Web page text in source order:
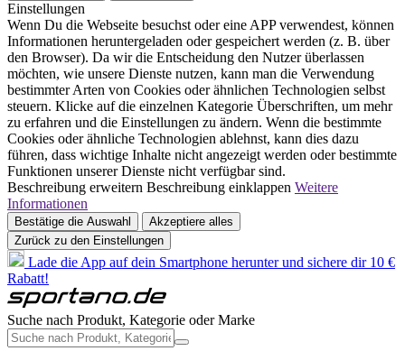
Einstellungen
Wenn Du die Webseite besuchst oder eine APP verwendest, können
Informationen heruntergeladen oder gespeichert werden (z. B. über
den Browser). Da wir die Entscheidung den Nutzer überlassen
möchten, wie unsere Dienste nutzen, kann man die Verwendung
bestimmter Arten von Cookies oder ähnlichen Technologien selbst
steuern. Klicke auf die einzelnen Kategorie Überschriften, um mehr
zu erfahren und die Einstellungen zu ändern. Wenn die bestimmte
Cookies oder ähnliche Technologien ablehnst, kann dies dazu
führen, dass wichtige Inhalte nicht angezeigt werden oder bestimmte
Funktionen unserer Dienste nicht verfügbar sind.
Beschreibung erweitern Beschreibung einklappen Weitere
Informationen
Bestätige die Auswahl
Akzeptiere alles
Zurück zu den Einstellungen
Lade die App auf dein Smartphone herunter und sichere dir 10 €
Rabatt!
Suche nach Produkt, Kategorie oder Marke